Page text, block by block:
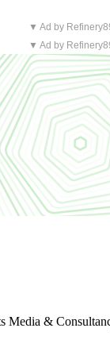
▼ Ad by
▼ Ad by
Media &